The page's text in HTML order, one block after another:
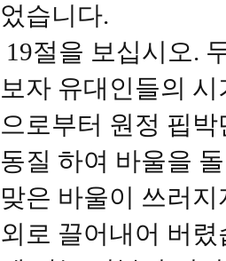
었습니다.
19절을 보십시오.
보자 유대인들의
으로부터 원정 핍
동질 하여 바울을
맞은 바울이 쓰러
외로 끌어내어 버